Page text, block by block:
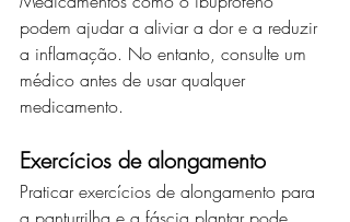
podem ajudar a aliviar a dor e a reduzir
a inflamação. No entanto, consulte um
médico antes de usar qualquer
medicamento.
Exercícios de alongamento
Praticar exercícios de alongamento para